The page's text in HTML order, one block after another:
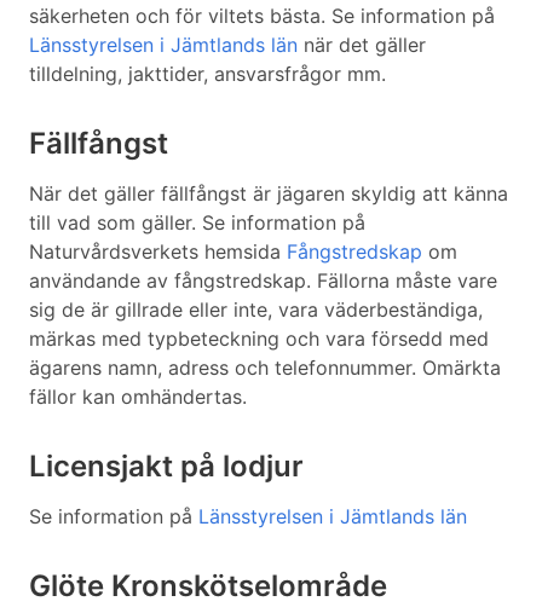
säkerheten och för viltets bästa. Se information på
Länsstyrelsen i Jämtlands län när det gäller
tilldelning, jakttider, ansvarsfrågor mm.
Fällfångst
När det gäller fällfångst är jägaren skyldig att känna
till vad som gäller. Se information på
Naturvårdsverkets hemsida Fångstredskap om
användande av fångstredskap. Fällorna måste vare
sig de är gillrade eller inte, vara väderbeständiga,
märkas med typbeteckning och vara försedd med
ägarens namn, adress och telefonnummer. Omärkta
fällor kan omhändertas.
Licensjakt på lodjur
Se information på Länsstyrelsen i Jämtlands län
Glöte Kronskötselområde